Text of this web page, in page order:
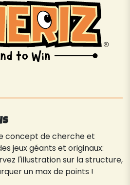
concept de cherche et
jeux géants et originaux:
l'illustration sur la structure,
un max de points !